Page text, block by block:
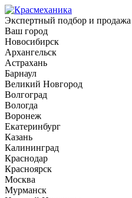
Экспертный подбор и продажа
Ваш город
Новосибирск
Архангельск
Астрахань
Барнаул
Великий Новгород
Волгоград
Вологда
Воронеж
Екатеринбург
Казань
Калининград
Краснодар
Красноярск
Москва
Мурманск